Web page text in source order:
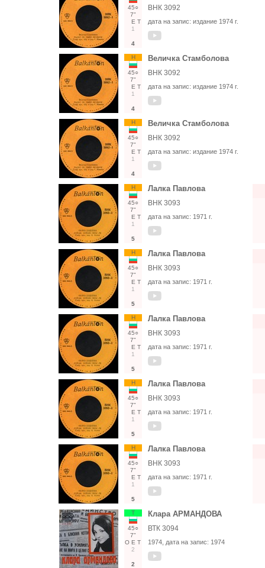
45○
7"
Е Т
1
4
ВНК 3092
дата на запис: издание 1974 г.
Н
45○
7"
Е Т
1
4
Величка Стамболова
ВНК 3092
дата на запис: издание 1974 г.
Н
45○
7"
Е Т
1
4
Величка Стамболова
ВНК 3092
дата на запис: издание 1974 г.
Н
45○
7"
Е Т
1
5
Лалка Павлова
ВНК 3093
дата на запис: 1971 г.
Н
45○
7"
Е Т
1
5
Лалка Павлова
ВНК 3093
дата на запис: 1971 г.
Н
45○
7"
Е Т
1
5
Лалка Павлова
ВНК 3093
дата на запис: 1971 г.
Н
45○
7"
Е Т
1
5
Лалка Павлова
ВНК 3093
дата на запис: 1971 г.
Н
45○
7"
Е Т
1
5
Лалка Павлова
ВНК 3093
дата на запис: 1971 г.
Т
45○
7"
О Е Т
2
2
Клара АРМАНДОВА
ВТК 3094
1974 , дата на запис: 1974